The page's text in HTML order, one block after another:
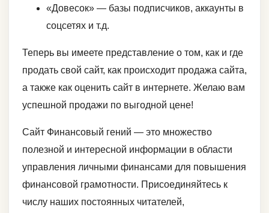
«Довесок» — базы подписчиков, аккаунты в
соцсетях и т.д.
Теперь вы имеете представление о том, как и где
продать свой сайт, как происходит продажа сайта,
а также как оценить сайт в интернете. Желаю вам
успешной продажи по выгодной цене!
Сайт Финансовый гений — это множество
полезной и интересной информации в области
управления личными финансами для повышения
финансовой грамотности. Присоединяйтесь к
числу наших постоянных читателей,